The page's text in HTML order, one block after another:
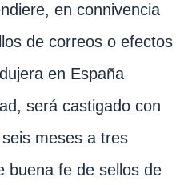
en connivencia
de correos o efectos
en España
será castigado con
meses a tres
buena fe de sellos de